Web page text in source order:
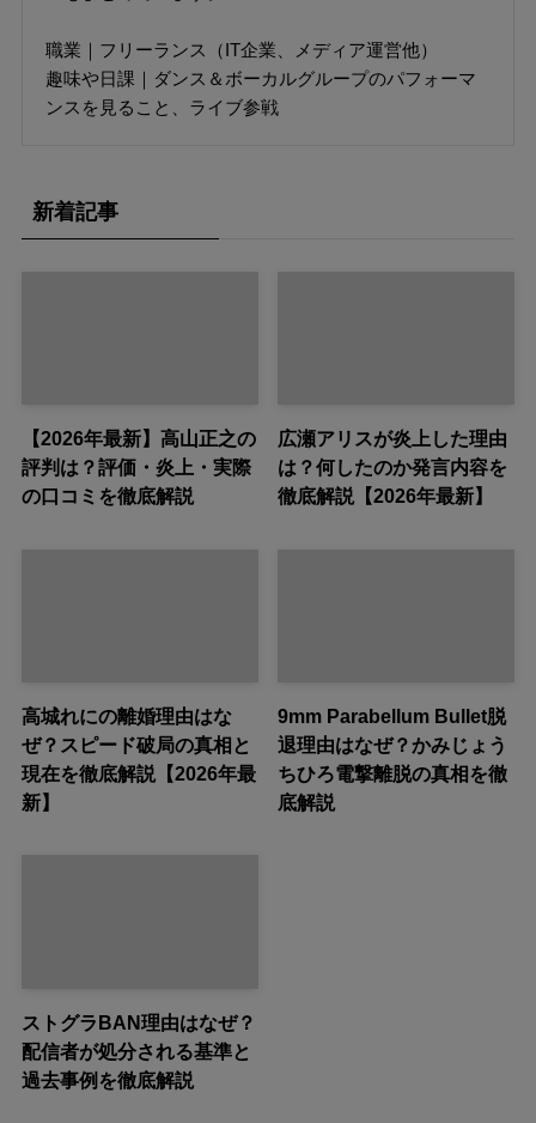
職業｜フリーランス（IT企業、メディア運営他）
趣味や日課｜ダンス＆ボーカルグループのパフォーマ
ンスを見ること、ライブ参戦
新着記事
【2026年最新】高山正之の
評判は？評価・炎上・実際
の口コミを徹底解説
広瀬アリスが炎上した理由
は？何したのか発言内容を
徹底解説【2026年最新】
高城れにの離婚理由はな
ぜ？スピード破局の真相と
現在を徹底解説【2026年最
新】
9mm Parabellum Bullet脱
退理由はなぜ？かみじょう
ちひろ電撃離脱の真相を徹
底解説
ストグラBAN理由はなぜ？
配信者が処分される基準と
過去事例を徹底解説